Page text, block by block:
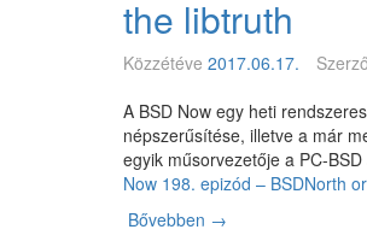
C
a
h
–
U
n
the libtruth
Közzétéve 2017.06.17. Szerző
A BSD Now egy heti
népszerűsítése, illetve a már
egyik műsorvezetője a PC-
Now 198. epizód – BSDNorth
Bővebben B
→